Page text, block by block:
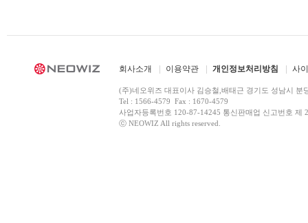
회사소개 이용약관 개인정보처리방침 사
(주)네오위즈 대표이사 김승철,배태근 경기도 성남시 분
Tel : 1566-4579 Fax : 1670-4579
사업자등록번호 120-87-14245 통신판매업 신고번호 제
ⓒ NEOWIZ All rights reserved.